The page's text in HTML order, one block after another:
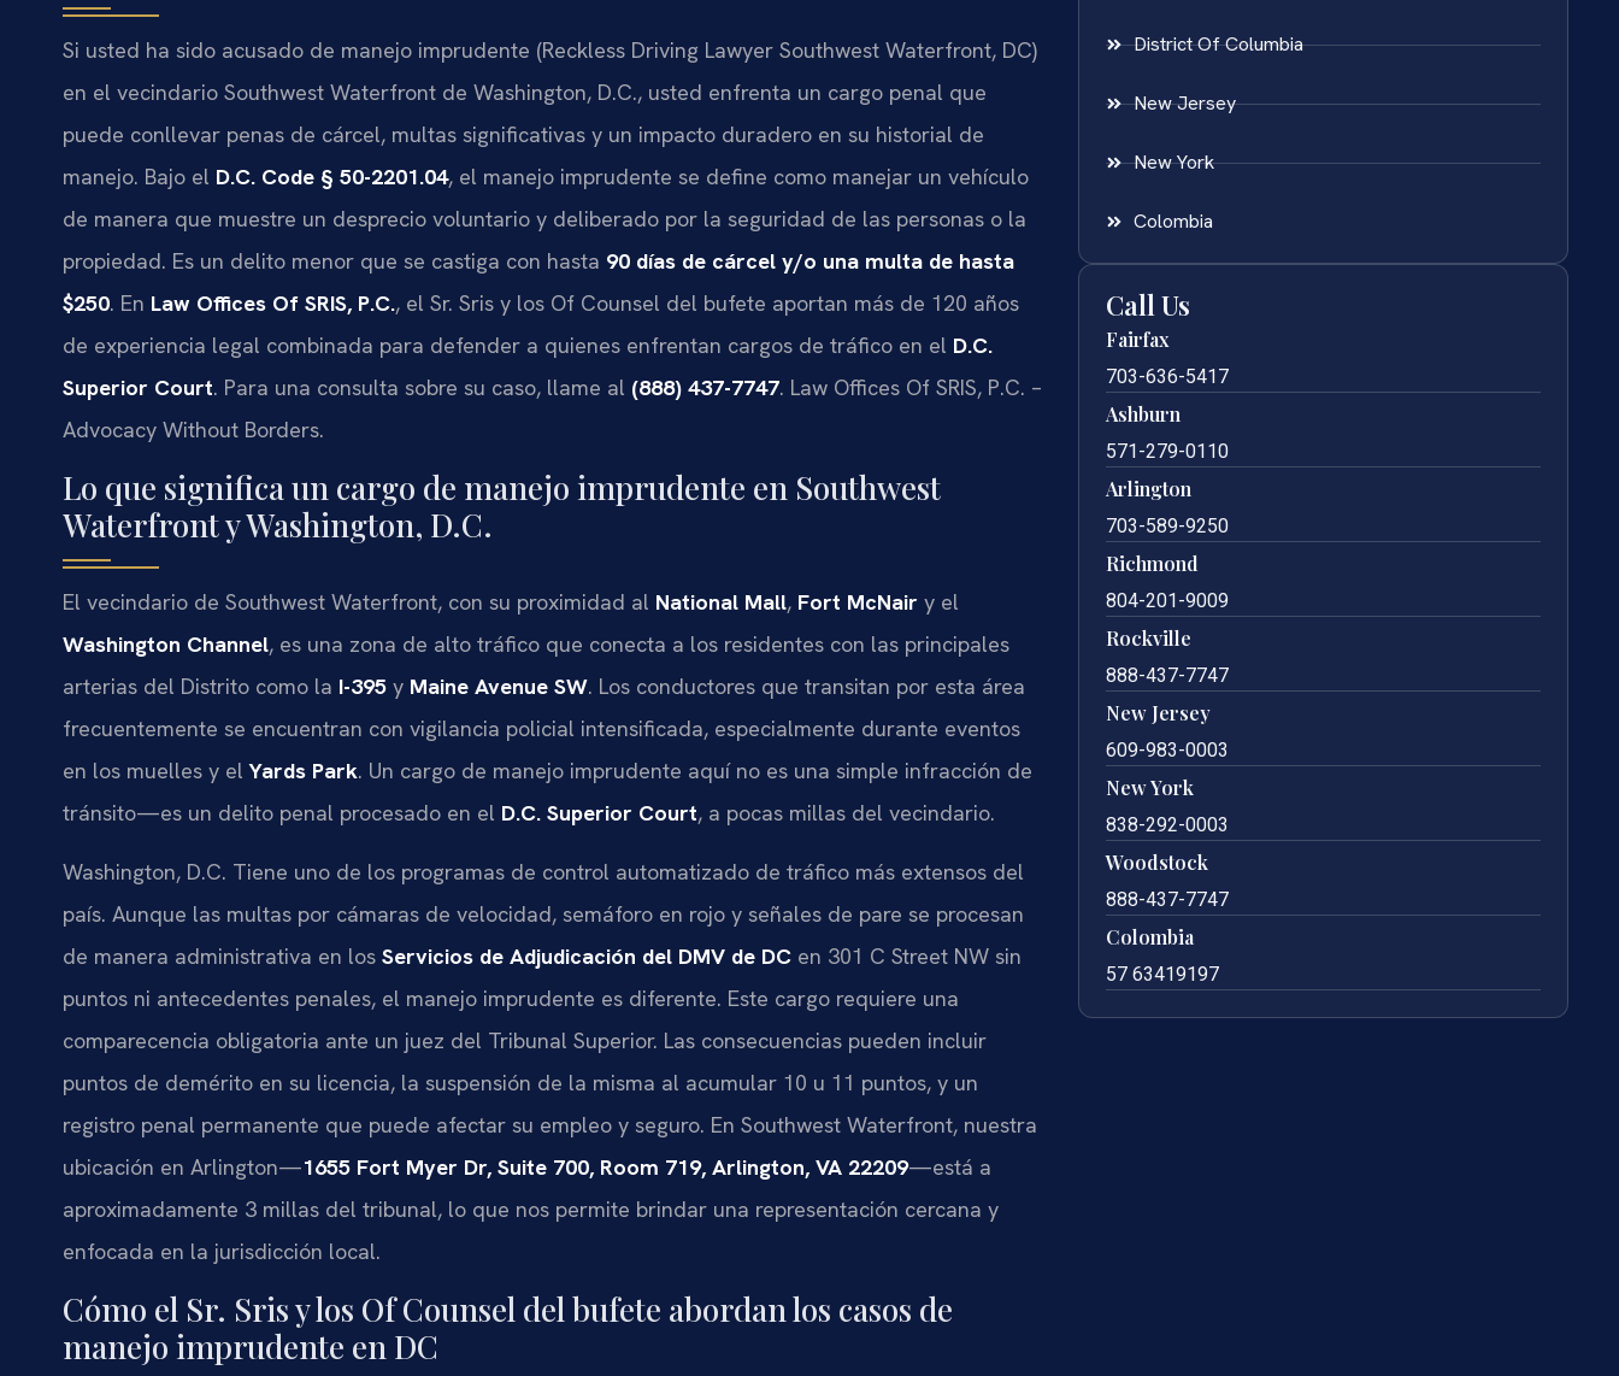
Si usted ha sido acusado de manejo imprudente (Reckless Driving Lawyer Southwest Waterfront, DC)
en el vecindario Southwest Waterfront de Washington, D.C., usted enfrenta un cargo penal que
puede conllevar penas de cárcel, multas significativas y un impacto duradero en su historial de
manejo. Bajo el D.C. Code § 50-2201.04, el manejo imprudente se define como manejar un vehículo
de manera que muestre un desprecio voluntario y deliberado por la seguridad de las personas o la
propiedad. Es un delito menor que se castiga con hasta 90 días de cárcel y/o una multa de hasta
$250. En Law Offices Of SRIS, P.C., el Sr. Sris y los Of Counsel del bufete aportan más de 120 años
de experiencia legal combinada para defender a quienes enfrentan cargos de tráfico en el D.C.
Superior Court. Para una consulta sobre su caso, llame al (888) 437-7747. Law Offices Of SRIS, P.C. –
Advocacy Without Borders.
Lo que significa un cargo de manejo imprudente en Southwest
Waterfront y Washington, D.C.
El vecindario de Southwest Waterfront, con su proximidad al National Mall, Fort McNair y el
Washington Channel, es una zona de alto tráfico que conecta a los residentes con las principales
arterias del Distrito como la I-395 y Maine Avenue SW. Los conductores que transitan por esta área
frecuentemente se encuentran con vigilancia policial intensificada, especialmente durante eventos
en los muelles y elYards Park. Un cargo de manejo imprudente aquí no es una simple infracción de
tránsito—es un delito penal procesado en el D.C. Superior Court, a pocas millas del vecindario.
Washington, D.C. Tiene uno de los programas de control automatizado de tráfico más extensos del
país. Aunque las multas por cámaras de velocidad, semáforo en rojo y señales de pare se procesan
de manera administrativa en los Servicios de Adjudicación del DMV de DC en 301 C Street NW sin
puntos ni antecedentes penales, el manejo imprudente es diferente. Este cargo requiere una
comparecencia obligatoria ante un juez del Tribunal Superior. Las consecuencias pueden incluir
puntos de demérito en su licencia, la suspensión de la misma al acumular 10 u 11 puntos, y un
registro penal permanente que puede afectar su empleo y seguro. En Southwest Waterfront, nuestra
ubicación en Arlington—1655 Fort Myer Dr, Suite 700, Room 719, Arlington, VA 22209—está a
aproximadamente 3 millas del tribunal, lo que nos permite brindar una representación cercana y
enfocada en la jurisdicción local.
Cómo el Sr. Sris y los Of Counsel del bufete abordan los casos de
manejo imprudente en DC
District Of Columbia
New Jersey
New York
Colombia
Call Us
Fairfax
703-636-5417
Ashburn
571-279-0110
Arlington
703-589-9250
Richmond
804-201-9009
Rockville
888-437-7747
New Jersey
609-983-0003
New York
838-292-0003
Woodstock
888-437-7747
Colombia
57 63419197